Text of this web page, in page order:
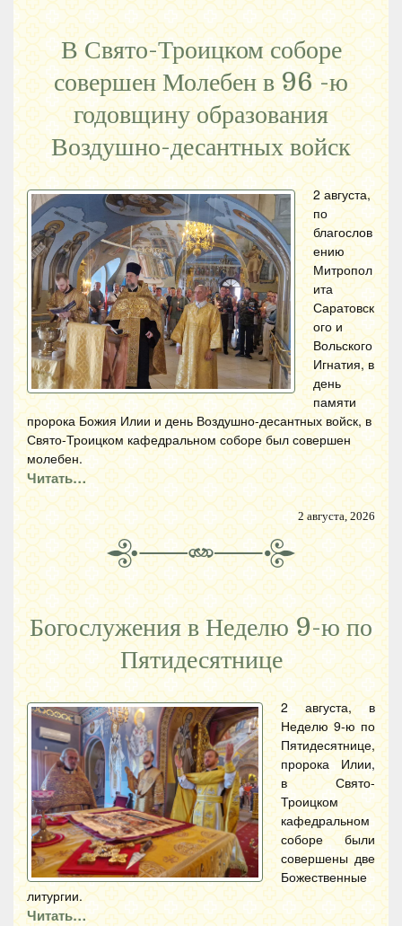
В Свято-Троицком соборе
совершен Молебен в 96 -ю
годовщину образования
Воздушно-десантных войск
2 августа,
по
благослов
ению
Митропол
ита
Саратовск
ого и
Вольского
Игнатия, в
день
памяти
пророка Божия Илии и день Воздушно-десантных войск, в
Свято-Троицком кафедральном соборе был совершен
молебен.
Читать…
2 августа, 2026
Богослужения в Неделю 9-ю по
Пятидесятнице
2 августа, в
Неделю 9-ю по
Пятидесятнице,
пророка Илии,
в Свято-
Троицком
кафедральном
соборе были
совершены две
Божественные
литургии.
Читать…